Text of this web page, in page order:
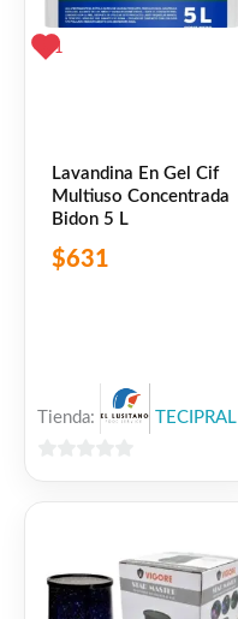
1
Lavandina En Gel Cif
Multiuso Concentrada
Bidon 5 L
$631
Tienda: TECIPRAL